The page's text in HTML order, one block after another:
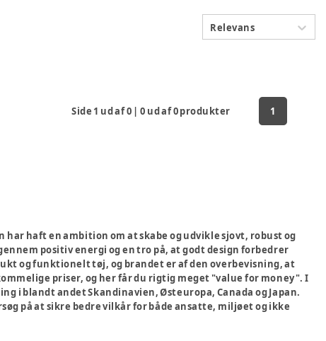
Relevans
Side 1 ud af0 |0 ud af0produkter 1
har haft en ambition om at skabe og udvikle sjovt, robust og
positiv energi og en tro på, at godt design forbedrer
og funktionelt tøj, og brandet er af den overbevisning, at
priser, og her får du rigtig meget "value for money". I
i blandt andet Skandinavien, Østeuropa, Canada og Japan.
på at sikre bedre vilkår for både ansatte, miljøet og ikke